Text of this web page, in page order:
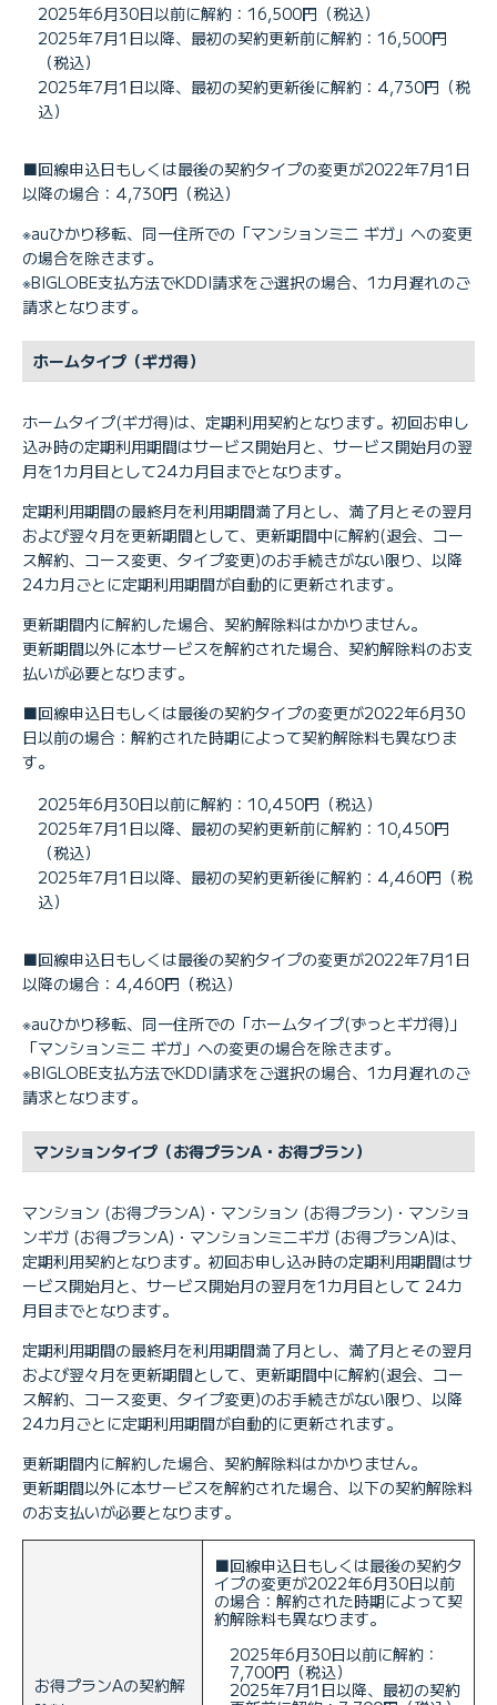
2025年6月30日以前に解約：16,500円（税込）
2025年7月1日以降、最初の契約更新前に解約：16,500円
（税込）
2025年7月1日以降、最初の契約更新後に解約：4,730円（税
込）
■回線申込日もしくは最後の契約タイプの変更が2022年7月1日
以降の場合：4,730円（税込）
※auひかり移転、同一住所での「マンションミニ ギガ」への変更
の場合を除きます。
※BIGLOBE支払方法でKDDI請求をご選択の場合、1カ月遅れのご
請求となります。
ホームタイプ（ギガ得）
ホームタイプ(ギガ得)は、定期利用契約となります。初回お申し
込み時の定期利用期間はサービス開始月と、サービス開始月の翌
月を1カ月目として24カ月目までとなります。
定期利用期間の最終月を利用期間満了月とし、満了月とその翌月
および翌々月を更新期間として、更新期間中に解約(退会、コー
ス解約、コース変更、タイプ変更)のお手続きがない限り、以降
24カ月ごとに定期利用期間が自動的に更新されます。
更新期間内に解約した場合、契約解除料はかかりません。
更新期間以外に本サービスを解約された場合、契約解除料のお支
払いが必要となります。
■回線申込日もしくは最後の契約タイプの変更が2022年6月30
日以前の場合：解約された時期によって契約解除料も異なりま
す。
2025年6月30日以前に解約：10,450円（税込）
2025年7月1日以降、最初の契約更新前に解約：10,450円
（税込）
2025年7月1日以降、最初の契約更新後に解約：4,460円（税
込）
■回線申込日もしくは最後の契約タイプの変更が2022年7月1日
以降の場合：4,460円（税込）
※auひかり移転、同一住所での「ホームタイプ(ずっとギガ得)」
「マンションミニ ギガ」への変更の場合を除きます。
※BIGLOBE支払方法でKDDI請求をご選択の場合、1カ月遅れのご
請求となります。
マンションタイプ（お得プランA・お得プラン）
マンション (お得プランA)・マンション (お得プラン)・マンショ
ンギガ (お得プランA)・マンションミニギガ (お得プランA)は、
定期利用契約となります。初回お申し込み時の定期利用期間はサ
ービス開始月と、サービス開始月の翌月を1カ月目として 24カ
月目までとなります。
定期利用期間の最終月を利用期間満了月とし、満了月とその翌月
および翌々月を更新期間として、更新期間中に解約(退会、コー
ス解約、コース変更、タイプ変更)のお手続きがない限り、以降
24カ月ごとに定期利用期間が自動的に更新されます。
更新期間内に解約した場合、契約解除料はかかりません。
更新期間以外に本サービスを解約された場合、以下の契約解除料
のお支払いが必要となります。
お得プランAの契約解
■回線申込日もしくは最後の契約タ
イプの変更が2022年6月30日以前
の場合：解約された時期によって契
約解除料も異なります。
2025年6月30日以前に解約：
7,700円（税込）
2025年7月1日以降、最初の契約